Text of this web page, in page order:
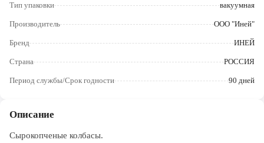
Тип упаковки вакуумная
Производитель ООО "Иней"
Бренд ИНЕЙ
Страна РОССИЯ
Период службы/Срок годности 90 дней
Описание
Сырокопченые колбасы.